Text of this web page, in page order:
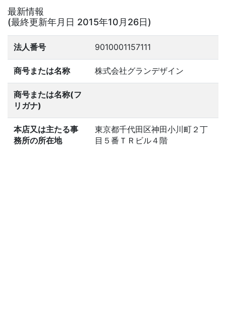
最新情報
(最終更新年月日 2015年10月26日)
法人番号 9010001157111
商号または名称 株式会社グランデザイン
商号または名称(フ
リガナ)
本店又は主たる事
務所の所在地
東京都千代田区神田小川町２丁
目５番ＴＲビル４階